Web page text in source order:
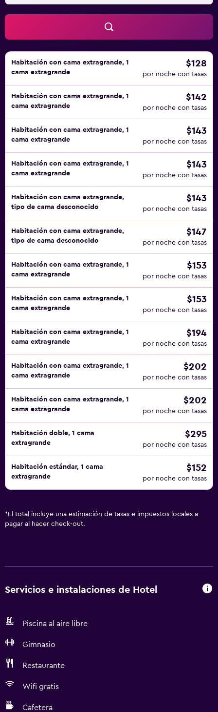
Habitación con cama extragrande, 1
cama extragrande
$128
por noche con tasas
Habitación con cama extragrande, 1
cama extragrande
$142
por noche con tasas
Habitación con cama extragrande, 1
cama extragrande
$143
por noche con tasas
Habitación con cama extragrande, 1
cama extragrande
$143
por noche con tasas
Habitación con cama extragrande,
tipo de cama desconocido
$143
por noche con tasas
Habitación con cama extragrande,
tipo de cama desconocido
$147
por noche con tasas
Habitación con cama extragrande, 1
cama extragrande
$153
por noche con tasas
Habitación con cama extragrande, 1
cama extragrande
$153
por noche con tasas
Habitación con cama extragrande, 1
cama extragrande
$194
por noche con tasas
Habitación con cama extragrande, 1
cama extragrande
$202
por noche con tasas
Habitación con cama extragrande, 1
cama extragrande
$202
por noche con tasas
Habitación doble, 1 cama
extragrande
$295
por noche con tasas
Habitación estándar, 1 cama
extragrande
$152
por noche con tasas
* El total incluye una estimación de tasas e impuestos locales a
pagar al hacer check-out.
Servicios e instalaciones de Hotel
Piscina al aire libre
Gimnasio
Restaurante
Wifi gratis
Cafetera